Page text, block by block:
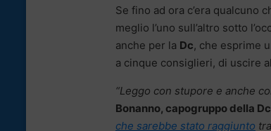
Se fino ad ora c’era qualcuno
meglio l’uno sull’altro sotto
anche per la Dc, che esprime
a cinque consiglieri, di uscire
“Leggo con stupore e anche
Bonanno, capogruppo della Dc
che sarebbe stato raggiunto